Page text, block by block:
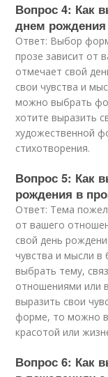
Вопрос 4: Как
днем рождения
Ответ: Выбор
прозе зависит от
отмечает свой
свои чувства и
можно выбрать
хотите выразить
художественной
стихотворения.
Вопрос 5: Как
рождения в
Ответ: Тема
от вашего
свой день
чувства и мысли
выбрать тему,
отношениями или
выразить свои
форме, то можно
красотой или
Вопрос 6: Как